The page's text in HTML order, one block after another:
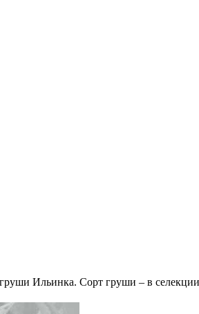
Ильинка. Сорт груши – в